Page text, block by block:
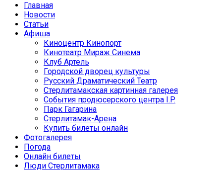
Главная
Новости
Статьи
Афиша
Киноцентр Кинопорт
Кинотеатр Мираж Синема
Клуб Артель
Городской дворец культуры
Русский Драматический Театр
Стерлитамакская картинная галерея
События продюсерского центра I.P.
Парк Гагарина
Стерлитамак-Арена
Купить билеты онлайн
Фотогалерея
Погода
Онлайн билеты
Люди Стерлитамака